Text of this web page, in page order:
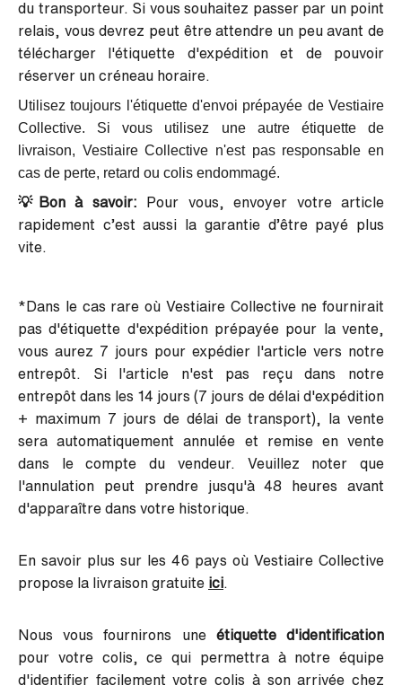
du transporteur. Si vous souhaitez passer par un point
relais, vous devrez peut être attendre un peu avant de
télécharger l'étiquette d'expédition et de pouvoir
réserver un créneau horaire.
Utilisez toujours l'étiquette d'envoi prépayée de Vestiaire
Collective. Si vous utilisez une autre étiquette de
livraison, Vestiaire Collective n'est pas responsable en
cas de perte, retard ou colis endommagé.
💡Bon à savoir: Pour vous, envoyer votre article
rapidement c’est aussi la garantie d’être payé plus
vite.
*Dans le cas rare où Vestiaire Collective ne fournirait
pas d'étiquette d'expédition prépayée pour la vente,
vous aurez 7 jours pour expédier l'article vers notre
entrepôt. Si l'article n'est pas reçu dans notre
entrepôt dans les 14 jours (7 jours de délai d'expédition
+ maximum 7 jours de délai de transport), la vente
sera automatiquement annulée et remise en vente
dans le compte du vendeur. Veuillez noter que
l'annulation peut prendre jusqu'à 48 heures avant
d'apparaître dans votre historique.
En savoir plus sur les 46 pays où Vestiaire Collective
propose la livraison gratuite ici
Nous vous fournirons une étiquette d'identification
pour votre colis, ce qui permettra à notre équipe
d'identifier facilement votre colis à son arrivée chez